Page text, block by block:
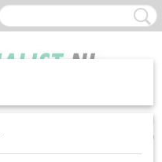
(0)